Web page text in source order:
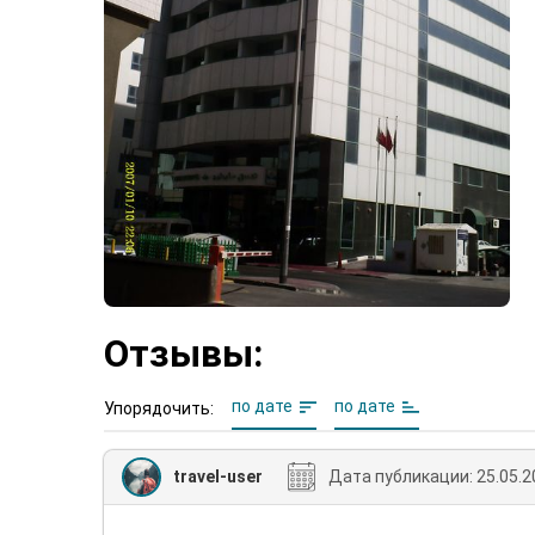
Отзывы:
Упорядочить: по дате по дате
travel-user Дата публикации: